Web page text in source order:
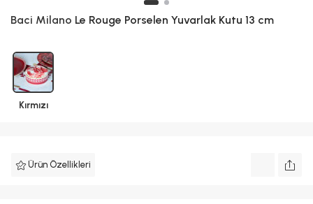
Baci Milano Le Rouge Porselen Yuvarlak Kutu 13 cm
Kırmızı
Ürün Özellikleri